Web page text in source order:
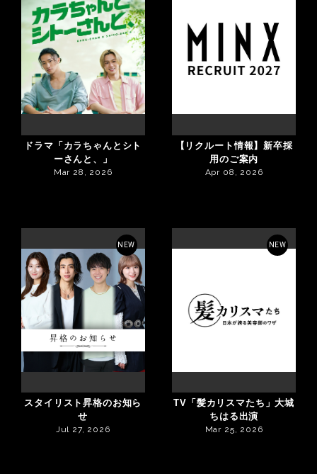
ドラマ「カラちゃんとシト
ーさんと、」
Mar 28, 2026
【リクルート情報】新卒採
用のご案内
Apr 08, 2026
NEW
スタイリスト昇格のお知ら
せ
Jul 27, 2026
NEW
TV「髪カリスマたち」大城
ちはる出演
Mar 25, 2026